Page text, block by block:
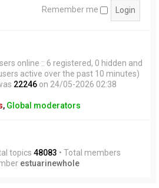
Remember me
online :: 6 registered, 0 hidden and
active over the past 10 minutes)
22246 on 24/05-2026 02:38
, Global moderators
topics 48083 • Total members
estuarinewhole